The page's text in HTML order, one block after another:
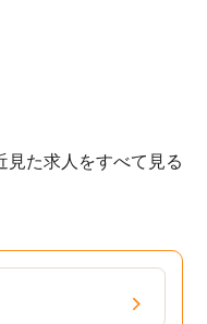
見た求人をすべて見る